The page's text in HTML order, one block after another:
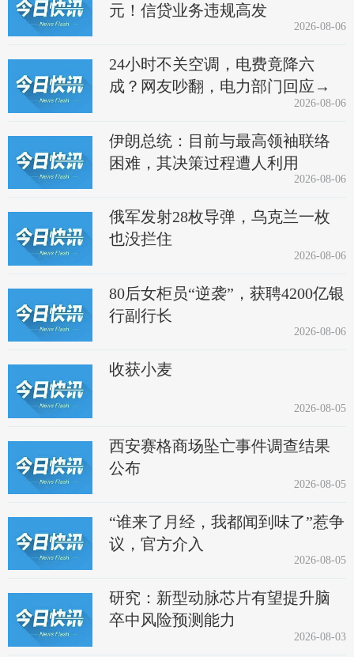
元！信贷业务违规高发
2026-08-06
24小时不关空调，电费竟降六
成？网友吵翻，电力部门回应→
2026-08-06
伊朗总统：目前与最高领袖联络
困难，其决策过程遭人利用
2026-08-06
俄军发射28枚导弹，乌克兰一枚
也没拦住
2026-08-06
80后女柜员“逆袭”，获聘4200亿银
行副行长
2026-08-06
收获小麦
2026-08-05
西安赛格商场坠亡事件调查结果
公布
2026-08-05
“谁来了月经，我都闻到味了”惹争
议，官方介入
2026-08-05
研究：新型动脉芯片有望提升脑
卒中风险预测能力
2026-08-03